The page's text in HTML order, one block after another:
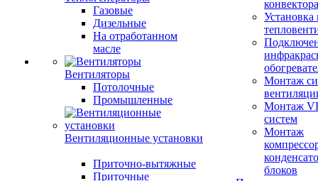
Газовые
Дизельные
На отработанном
масле
Вентиляторы
Потолочные
Промышленные
Вентиляционные установки
Приточно-вытяжные
Приточные
конвектора
Установка
Монтаж
Монтаж
систем
Монтаж
блоков